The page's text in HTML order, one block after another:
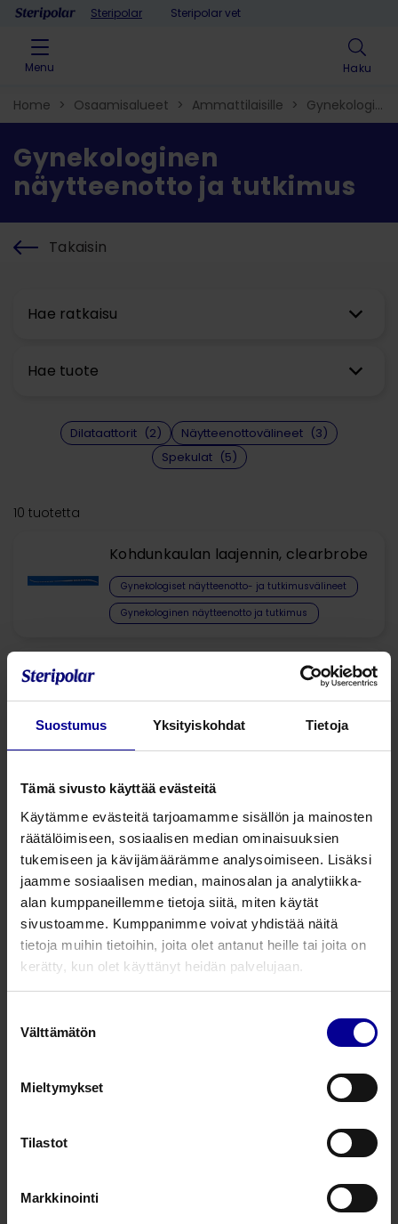
Suostumus Yksityiskohdat Tietoja
Tämä sivusto käyttää evästeitä
Käytämme evästeitä tarjoamamme sisällön ja mainosten
räätälöimiseen, sosiaalisen median ominaisuuksien
tukemiseen ja kävijämäärämme analysoimiseen. Lisäksi
jaamme sosiaalisen median, mainosalan ja analytiikka-
alan kumppaneillemme tietoja siitä, miten käytät
sivustoamme. Kumppanimme voivat yhdistää näitä
tietoja muihin tietoihin, joita olet antanut heille tai joita on
kerätty, kun olet käyttänyt heidän palvelujaan.
valinta
Välttämätön
Mieltymykset
Tilastot
Markkinointi
Skip to contentSteripolar Steripolar vet
Menu Haku
Hae ratkaisu
Hae tuote
Home > Osaamisalueet > Ammattilaisille > Gynekologia
näytteenotto ja tutkimus
Gynekologinen
näytteenotto ja tutkimus
Takaisin
Dilataattorit (2) Näytteenottovälineet (3)
Spekulat (5)
10 tuotetta
Kohdunkaulan laajennin, clearbrobe
Gynekologiset näytteenotto- ja tutkimusvälineet
Gynekologinen näytteenotto ja tutkimus
Pipelle-näytteenottokatetrit
Gynekologiset näytteenotto- ja tutkimusvälineet
Näytteenottovälineet
Inseminaatiokatetrit
Gynekologiset näytteenotto- ja tutkimusvälineet
Lapsettomuuden hoito ja tutkimus
Kierukanpoistaja
Näytteenottovälineet
Gynekologiset näytteenotto- ja tutkimusvälineet
Gynekologiset näytteenotto- ja tutkimusvälineet